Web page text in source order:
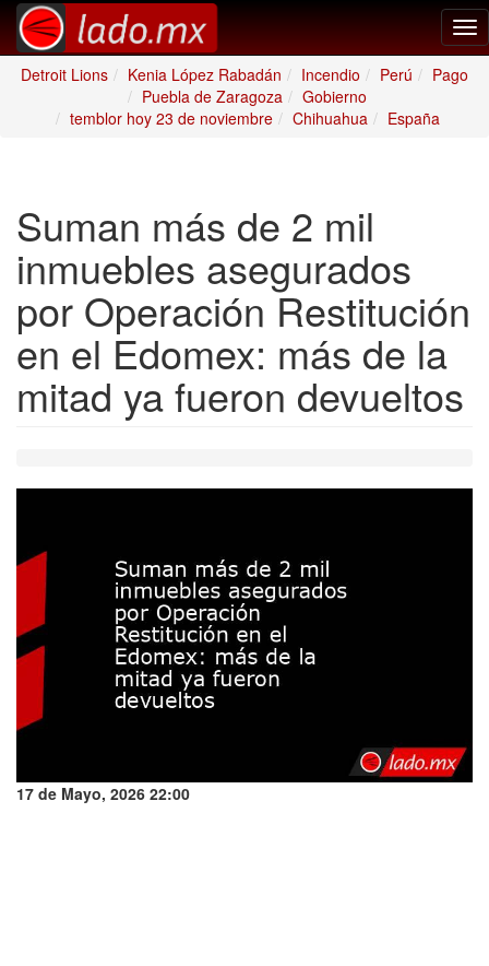
Detroit Lions
Kenia López Rabadán Incendio Perú
Pago
Puebla de Zaragoza
Gobierno
temblor hoy 23 de noviembre
Chihuahua España
Suman más de 2 mil
inmuebles asegurados
por Operación Restitución
en el Edomex: más de la
mitad ya fueron devueltos
17 de Mayo, 2026 22:00